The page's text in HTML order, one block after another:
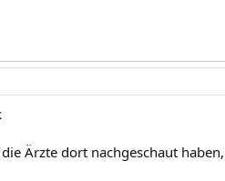
Ärzte dort nachgeschaut